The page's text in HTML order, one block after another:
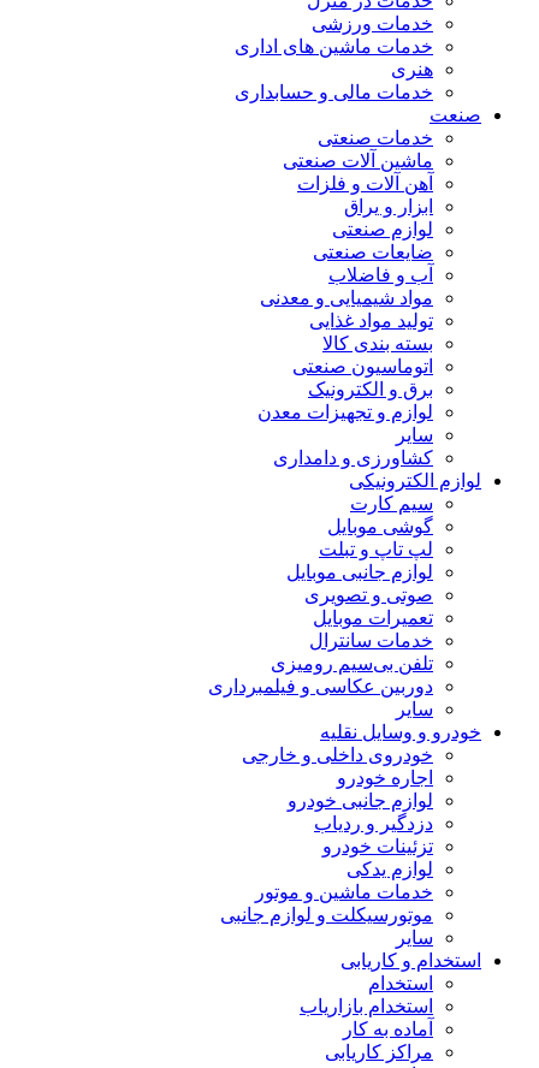
خدمات ورزشی
خدمات ماشین های اداری
هنری
خدمات مالی و حسابداری
صنعت
خدمات صنعتی
ماشین آلات صنعتی
آهن آلات و فلزات
ابزار و یراق
لوازم صنعتی
ضایعات صنعتی
آب و فاضلاب
مواد شیمیایی و معدنی
تولید مواد غذایی
بسته بندی کالا
اتوماسیون صنعتی
برق و الکترونیک
لوازم و تجهیزات معدن
سایر
کشاورزی و دامداری
لوازم الکترونیکی
سیم کارت
گوشی موبایل
لپ تاپ و تبلت
لوازم جانبی موبایل
صوتی و تصویری
تعمیرات موبایل
خدمات سانترال
تلفن بی‌سیم رومیزی
دوربین عکاسی و فیلمبرداری
سایر
خودرو و وسایل نقلیه
خودروی داخلی و خارجی
اجاره خودرو
لوازم جانبی خودرو
دزدگیر و ردیاب
تزئینات خودرو
لوازم یدکی
خدمات ماشین و موتور
موتورسیکلت و لوازم جانبی
سایر
استخدام و کاریابی
استخدام
استخدام بازاریاب
آماده به کار
مراکز کاریابی